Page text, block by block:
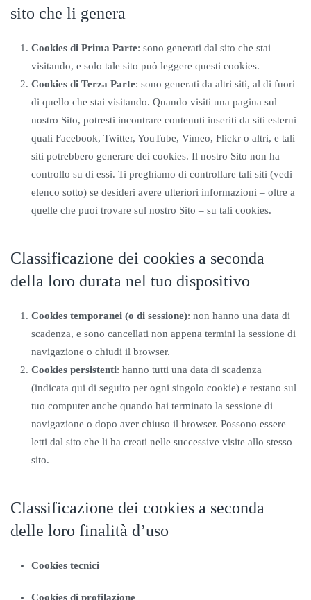
sito che li genera
Cookies di Prima Parte: sono generati dal sito che stai
visitando, e solo tale sito può leggere questi cookies.
Cookies di Terza Parte: sono generati da altri siti, al di fuori
di quello che stai visitando. Quando visiti una pagina sul
nostro Sito, potresti incontrare contenuti inseriti da siti esterni
quali Facebook, Twitter, YouTube, Vimeo, Flickr o altri, e tali
siti potrebbero generare dei cookies. Il nostro Sito non ha
controllo su di essi. Ti preghiamo di controllare tali siti (vedi
elenco sotto) se desideri avere ulteriori informazioni – oltre a
quelle che puoi trovare sul nostro Sito – su tali cookies.
Classificazione dei cookies a seconda
della loro durata nel tuo dispositivo
Cookies temporanei (o di sessione): non hanno una data di
scadenza, e sono cancellati non appena termini la sessione di
navigazione o chiudi il browser.
Cookies persistenti: hanno tutti una data di scadenza
(indicata qui di seguito per ogni singolo cookie) e restano sul
tuo computer anche quando hai terminato la sessione di
navigazione o dopo aver chiuso il browser. Possono essere
letti dal sito che li ha creati nelle successive visite allo stesso
sito.
Classificazione dei cookies a seconda
delle loro finalità d’uso
Cookies tecnici
Cookies di profilazione